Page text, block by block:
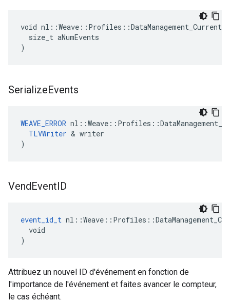
void
  size_t aNumEvents
)
SerializeEvents
WEAVE_ERROR
TLVWriter & writer
)
VendEventID
event_id_t
  void
)
Attribuez un nouvel ID d'événement en fonction de
l'importance de l'événement et faites avancer le compteur,
le cas échéant.